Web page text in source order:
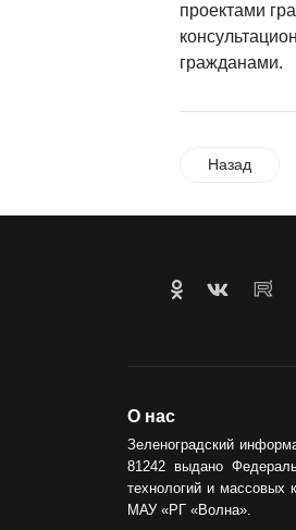
проектами
гражданами.
Назад
О нас
Зеленоградский
81242 выдано
технологий и массовых
МАУ «РГ «Волна».